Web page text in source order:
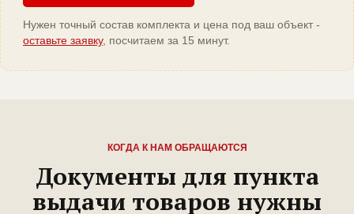
Нужен точный состав комплекта и цена под ваш объект -
оставьте заявку, посчитаем за 15 минут.
КОГДА К НАМ ОБРАЩАЮТСЯ
Документы для пункта
выдачи товаров нужны